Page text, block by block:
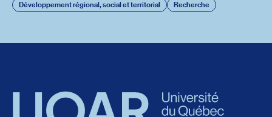
Développement régional, social et territorial Recherche